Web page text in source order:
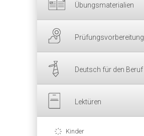
Übungsmaterialien
Prüfungsvorbereitung
Deutsch für den Beruf
Lektüren
Kinder